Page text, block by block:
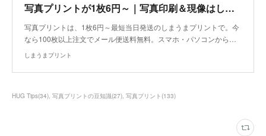
写真プリントが1枚6円～｜写真印刷＆現像はしまうまプリント
写真プリントは、1枚6円～最短当日発送のしまうまプリントで。今
なら100枚以上注文でメール便送料無料。スマホ・パソコンから…
しまうまプリント
HUG Tips(34) 写真プリントの豆知識(27) 写真プリント (133)